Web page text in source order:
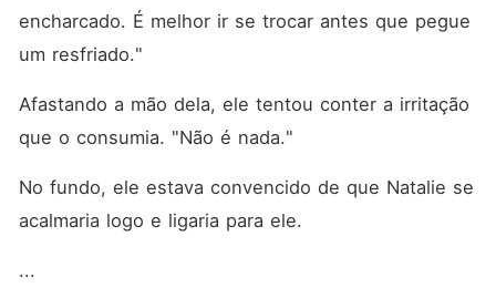
encharcado. É melhor ir se trocar antes que pegue
um resfriado."
Afastando a mão dela, ele tentou conter a irritação
que o consumia. "Não é nada."
No fundo, ele estava convencido de que Natalie se
acalmaria logo e ligaria para ele.
...